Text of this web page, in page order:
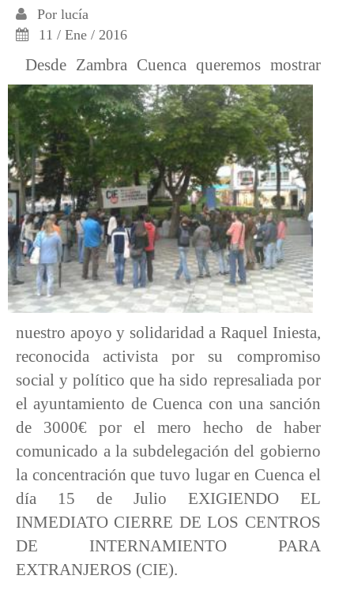
Por lucía
11 / Ene / 2016
Desde Zambra Cuenca queremos mostrar
nuestro apoyo y solidaridad a Raquel Iniesta,
reconocida activista por su compromiso
social y político que ha sido represaliada por
el ayuntamiento de Cuenca con una sanción
de 3000€ por el mero hecho de haber
comunicado a la subdelegación del gobierno
la concentración que tuvo lugar en Cuenca el
día 15 de Julio EXIGIENDO EL
INMEDIATO CIERRE DE LOS CENTROS
DE INTERNAMIENTO PARA
EXTRANJEROS (CIE).